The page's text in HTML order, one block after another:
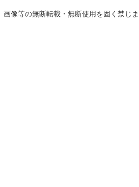
像等の無断転載・無断使用を固く禁じま